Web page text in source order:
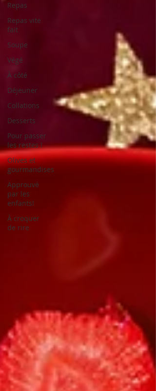
Repas
Repas vite
fait
Soupe
Végé
À côté
Déjeuner
Collations
Desserts
Pour passer
les restes !
Olives et
gourmandises
Approuvé
par les
enfants!
À croquer
de rire